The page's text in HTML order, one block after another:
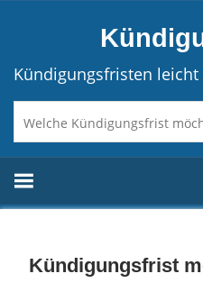
Kündigungsfristen
Kündigungsfrist